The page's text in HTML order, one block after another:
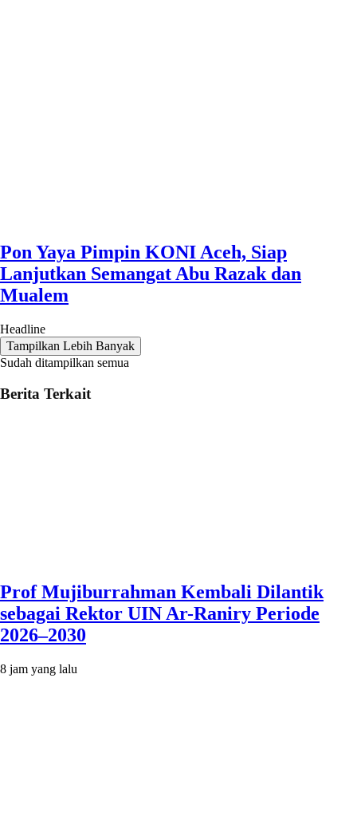
Pon Yaya Pimpin KONI Aceh, Siap
Lanjutkan Semangat Abu Razak dan
Mualem
Headline
Tampilkan Lebih Banyak
Sudah ditampilkan semua
Berita Terkait
Prof Mujiburrahman Kembali Dilantik
sebagai Rektor UIN Ar-Raniry Periode
2026–2030
8 jam yang lalu